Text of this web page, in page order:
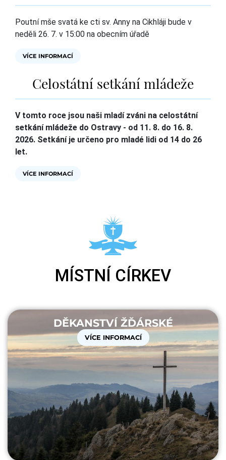
Poutní mše svatá ke cti sv. Anny na Cikhláji bude v
neděli 26. 7. v 15:00 na obecním úřadě
VÍCE INFORMACÍ
Celostátní setkání mládeže
V tomto roce jsou naši mladí zváni na celostátní
setkání mládeže do Ostravy - od 11. 8. do 16. 8.
2026. Setkání je určeno pro mladé lidi od 14 do 26
let.
VÍCE INFORMACÍ
MÍSTNÍ CÍRKEV
DĚKANSTVÍ ŽĎÁRSKÉ
VÍCE INFORMACÍ